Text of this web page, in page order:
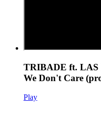
TRIBADE ft. LAS
We Don't Care
Play